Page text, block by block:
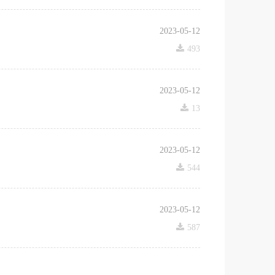
2023-05-12
끂 493
2023-05-12
끂 13
2023-05-12
끂 544
2023-05-12
끂 587